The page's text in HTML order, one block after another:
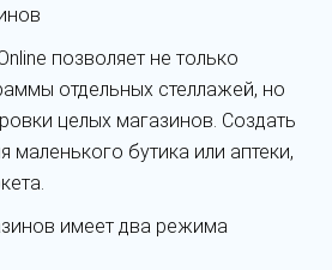
позволяет не только
отдельных стеллажей, но
целых магазинов. Создать
маленького бутика или аптеки,
имеет два режима